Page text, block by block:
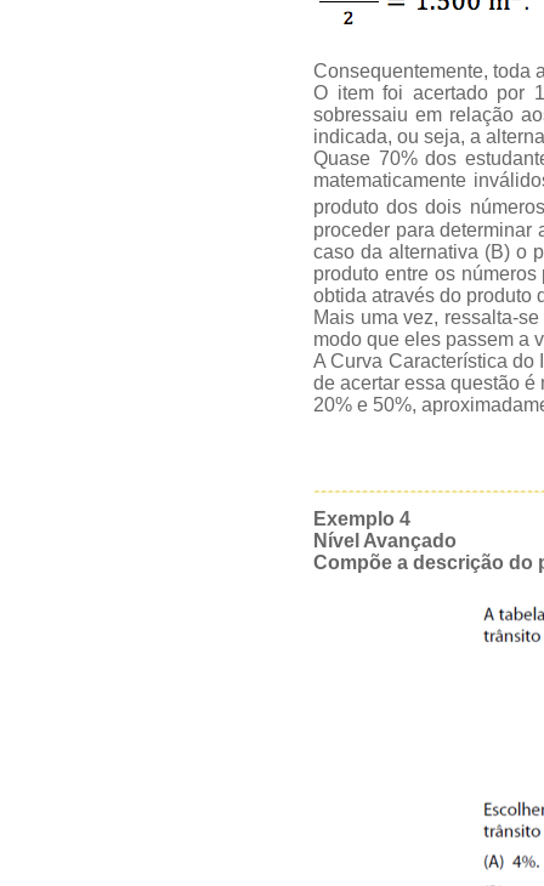
Consequentemente, toda
O item foi acertado por
sobressaiu em relação
indicada, ou seja, a
Quase 70% dos
matematicamente
produto dos dois
proceder para determinar
caso da alternativa (B) o
produto entre os
obtida através do produto
Mais uma vez, ressalta-
modo que eles passem a
A Curva Característica
de acertar essa questão
20% e 50%,
Exemplo 4
Nível Avançado
Compõe a descrição do